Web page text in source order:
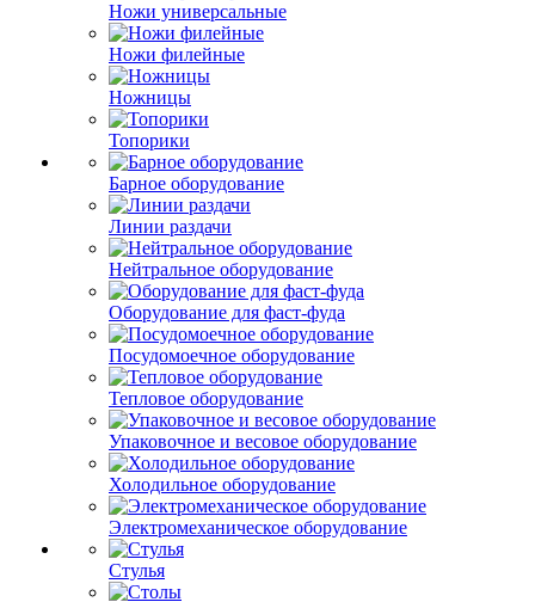
Ножи универсальные
Ножи филейные
Ножницы
Топорики
Барное оборудование
Линии раздачи
Нейтральное оборудование
Оборудование для фаст-фуда
Посудомоечное оборудование
Тепловое оборудование
Упаковочное и весовое оборудование
Холодильное оборудование
Электромеханическое оборудование
Стулья